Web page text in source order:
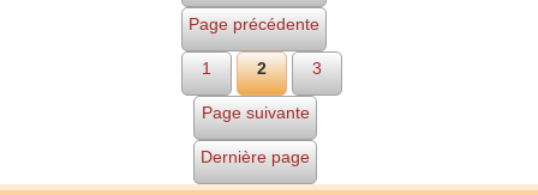
Page précédente
1 2 3
Page suivante
Dernière page